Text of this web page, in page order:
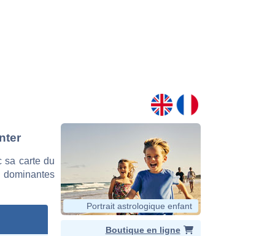
sa carte du
Portrait astrologique enfant
Boutique en ligne